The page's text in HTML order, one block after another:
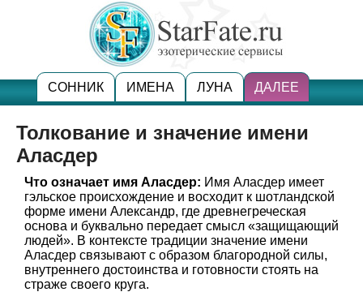
СОННИК ИМЕНА ЛУНА ДАЛЕЕ
Толкование и значение имени
Аласдер
Что означает имя Аласдер: Имя Аласдер имеет
гэльское происхождение и восходит к шотландской
форме имени Александр, где древнегреческая
основа и буквально передает смысл «защищающий
людей». В контексте традиции значение имени
Аласдер связывают с образом благородной силы,
внутреннего достоинства и готовности стоять на
страже своего круга.